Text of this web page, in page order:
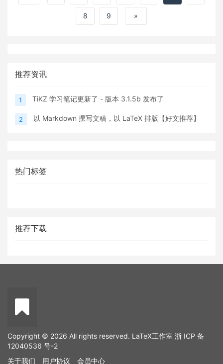
8 9 »
推荐资讯
1 TiKZ 学习笔记更新了 - 版本 3.1.5b 发布了
2 以 Markdown 撰写文稿，以 LaTeX 排版【好文推荐】
热门标签
推荐下载
Copyright © 2026 All rights reserved. LaTeX工作室 浙 ICP 备
12040536 号-2
关于我们
用户协议 会员中心